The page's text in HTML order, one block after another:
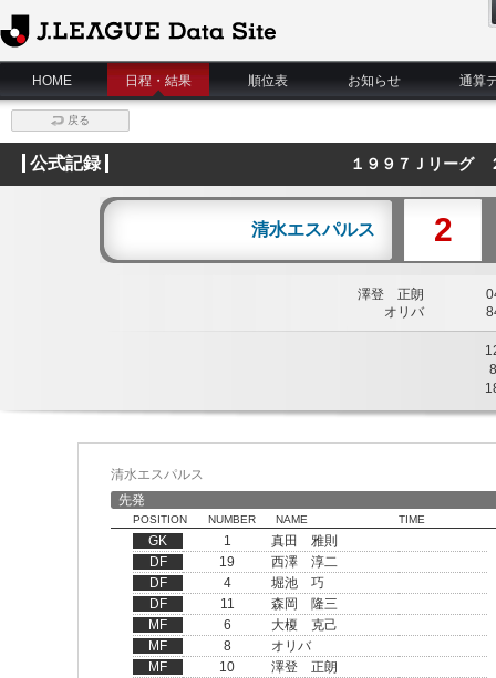
J.League Data Site
HOME
日程・結果 順位表 お知らせ 通算
戻る
公式記録 １９９７Ｊリーグ
清水エスパルス 2
澤登 正朗
オリバ
8
清水エスパルス
先発
POSITION NUMBER NAME TIME
GK 1
真田 雅則
DF
19
西澤 淳二
DF
4
堀池 巧
DF
11
森岡 隆三
MF
6
大榎 克己
MF
8
オリバ
MF
10
澤登 正朗